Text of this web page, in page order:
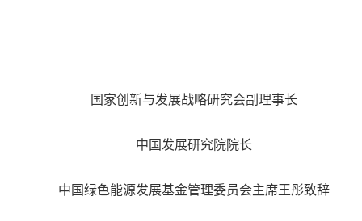
国家创新与发展战略研究会副理事长
中国发展研究院院长
中国绿色能源发展基金管理委员会主席王彤致辞